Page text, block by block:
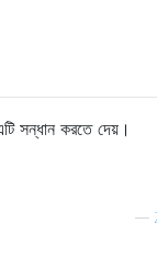
সন্ধান করতে দেয়।
—